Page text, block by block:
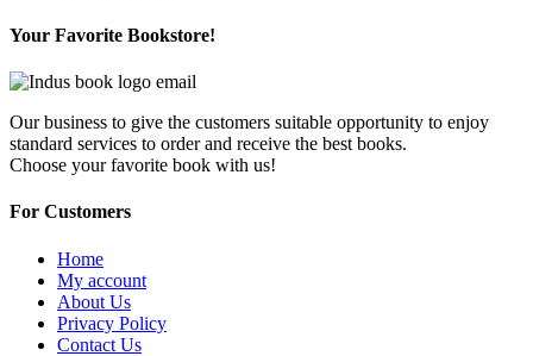
Your Favorite Bookstore!
Our business to give the customers suitable opportunity to enjoy
standard services to order and receive the best books.
Choose your favorite book with us!
For Customers
Home
My account
About Us
Privacy Policy
Contact Us